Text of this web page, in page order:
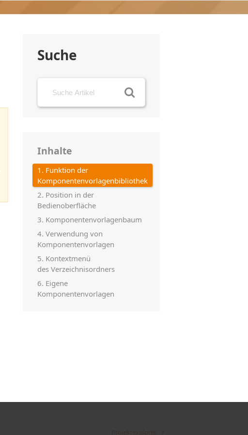
Suche
Inhalte
1. Funktion der
Komponentenvorlagenbibliothek
2. Position in der
Bedienoberfläche
3. Komponentenvorlagenbaum
4. Verwendung von
Komponentenvorlagen
5. Kontextmenü
des Verzeichnisordners
6. Eigene
Komponentenvorlagen
Projektexplorer